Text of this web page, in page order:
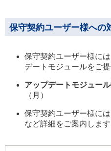
保守契約ユーザー様への
保守契約ユーザー様に
デートモジュールをご提
アップデートモジュール
（月）
保守契約ユーザー様に
など詳細をご案内します